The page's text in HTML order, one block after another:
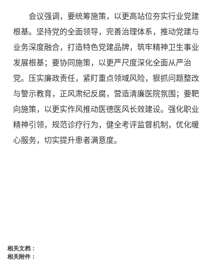
会议强调，要统筹施策，以更高站位夯实行业党建
根基。坚持党的全面领导，完善治理体系，推动党建与
业务深度融合，打造特色党建品牌，筑牢精神卫生事业
发展根基；要协同施策，以更严尺度深化全面从严治
党。压实廉政责任，紧盯重点领域风险，狠抓问题整改
与警示教育，正风肃纪反腐，营造清廉医院氛围；要靶
向施策，以更实作风推动医德医风长效建设。强化职业
精神引领，规范诊疗行为，健全考评监督机制，优化暖
心服务，切实提升患者满意度。
相关文档：
相关附件：